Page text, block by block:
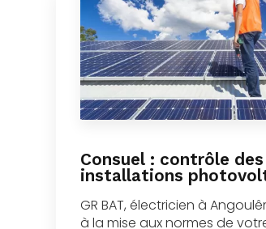
Consuel : contrôle des
installations
GR BAT, électricien à
à la mise aux normes de